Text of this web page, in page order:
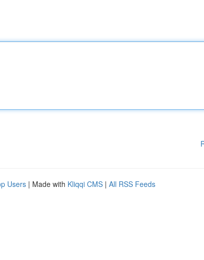
Users | Made with Kliqqi CMS | All RSS Feeds